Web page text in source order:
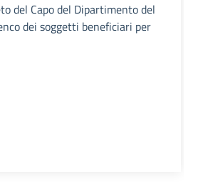
del Capo del Dipartimento del
dei soggetti beneficiari per